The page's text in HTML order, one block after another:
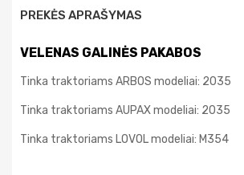
PREKĖS APRAŠYMAS
VELENAS GALINĖS PAKABOS
Tinka traktoriams ARBOS modeliai: 2035
Tinka traktoriams AUPAX modeliai: 2035
Tinka traktoriams LOVOL modeliai: M354